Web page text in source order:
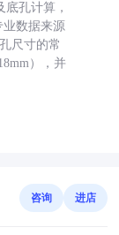
孔计算，
业数据来源
尺寸的常
），并
咨询 进店